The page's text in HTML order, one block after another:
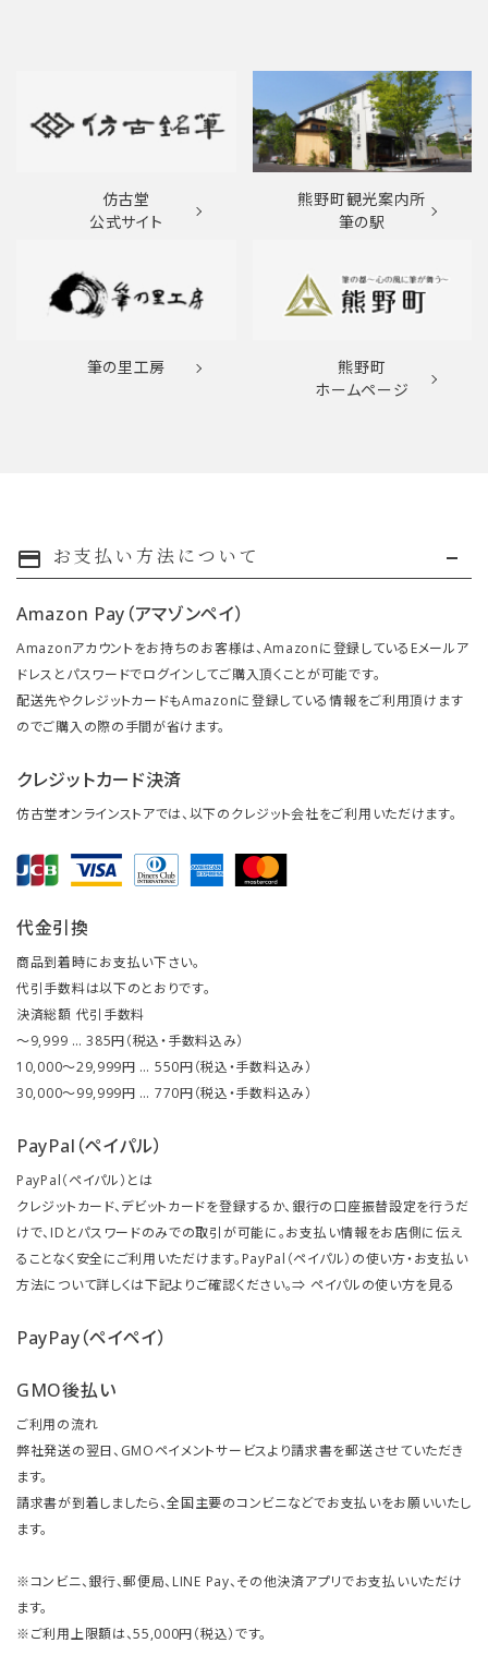
仿古堂
公式サイト
熊野町観光案内所
筆の駅
筆の里工房
熊野町
ホームページ
payment お支払い方法について
Amazon Pay（アマゾンペイ）
Amazonアカウントをお持ちのお客様は、Amazonに登録しているEメールア
ドレスとパスワードでログインしてご購入頂くことが可能です。
配送先やクレジットカードもAmazonに登録している情報をご利用頂けます
のでご購入の際の手間が省けます。
クレジットカード決済
仿古堂オンラインストアでは、以下のクレジット会社をご利用いただけます。
代金引換
商品到着時にお支払い下さい。
代引手数料は以下のとおりです。
決済総額 代引手数料
～9,999 … 385円（税込・手数料込み）
10,000～29,999円 … 550円（税込・手数料込み）
30,000～99,999円 … 770円（税込・手数料込み）
PayPal（ペイパル）
PayPal（ペイパル）とは
クレジットカード、デビットカードを登録するか、銀行の口座振替設定を行うだ
けで、IDとパスワードのみでの取引が可能に。お支払い情報をお店側に伝え
ることなく安全にご利用いただけます。PayPal（ペイパル）の使い方・お支払い
方法について詳しくは下記よりご確認ください。⇒ ペイパルの使い方を見る
PayPay（ペイペイ）
GMO後払い
ご利用の流れ
弊社発送の翌日、GMOペイメントサービスより請求書を郵送させていただき
ます。
請求書が到着しましたら、全国主要のコンビニなどでお支払いをお願いいたし
ます。
※コンビニ、銀行、郵便局、LINE Pay、その他決済アプリでお支払いいただけ
ます。
※ご利用上限額は、55,000円（税込）です。